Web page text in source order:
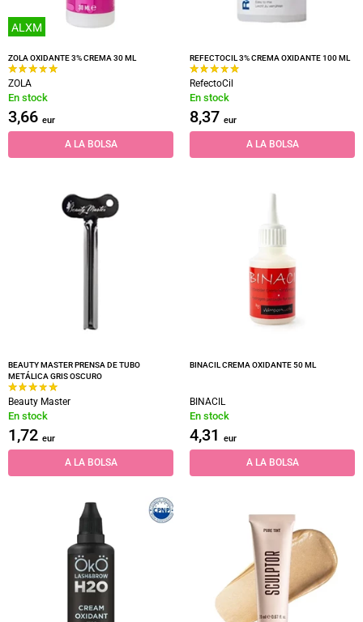
ALXM
ZOLA OXIDANTE 3% CREMA 30 ML
ZOLA
En stock
3,66 eur
A LA BOLSA
REFECTOCIL 3% CREMA OXIDANTE 100 ML
RefectoCil
En stock
8,37 eur
A LA BOLSA
BEAUTY MASTER PRENSA DE TUBO
METÁLICA GRIS OSCURO
Beauty Master
En stock
1,72 eur
A LA BOLSA
BINACIL CREMA OXIDANTE 50 ML
BINACIL
En stock
4,31 eur
A LA BOLSA